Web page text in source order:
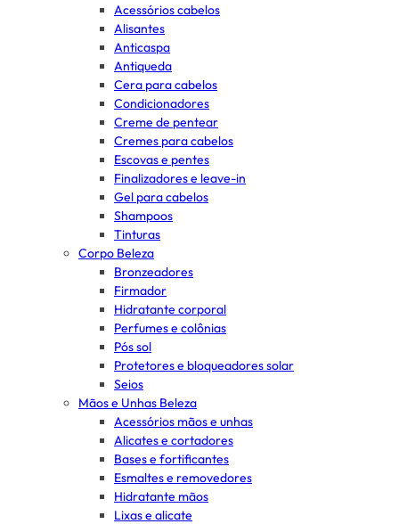
Acessórios cabelos
Alisantes
Anticaspa
Antiqueda
Cera para cabelos
Condicionadores
Creme de pentear
Cremes para cabelos
Escovas e pentes
Finalizadores e leave-in
Gel para cabelos
Shampoos
Tinturas
Corpo Beleza
Bronzeadores
Firmador
Hidratante corporal
Perfumes e colônias
Pós sol
Protetores e bloqueadores solar
Seios
Mãos e Unhas Beleza
Acessórios mãos e unhas
Alicates e cortadores
Bases e fortificantes
Esmaltes e removedores
Hidratante mãos
Lixas e alicate